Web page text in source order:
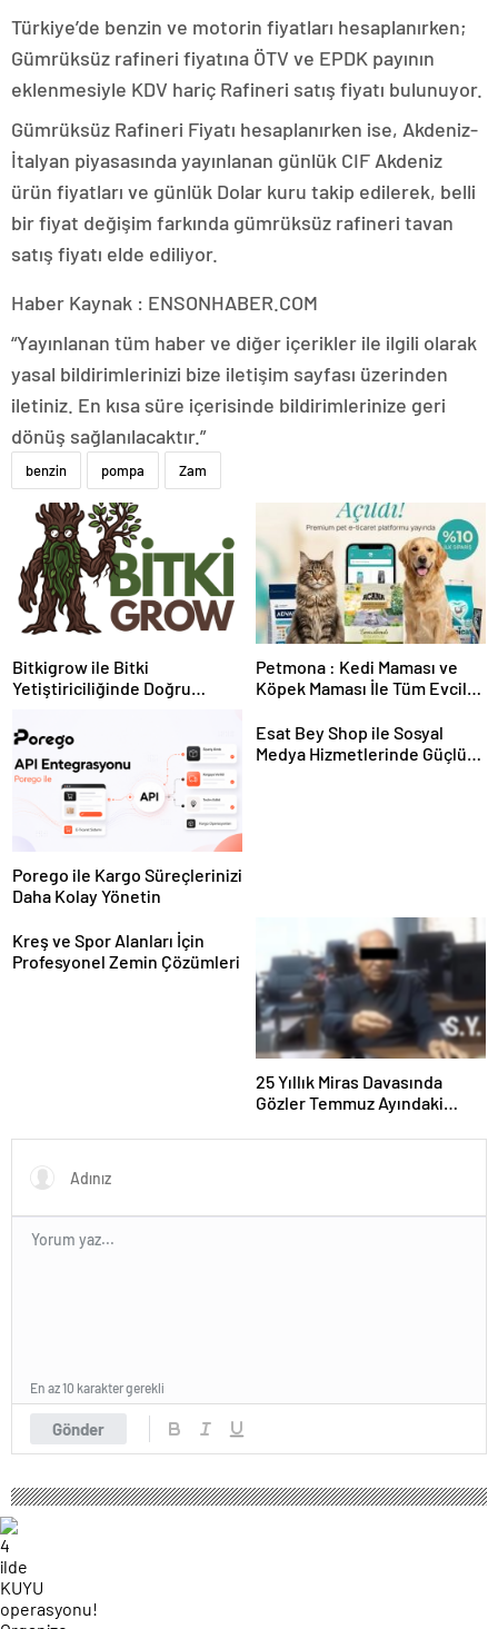
Türkiye’de benzin ve motorin fiyatları hesaplanırken;
Gümrüksüz rafineri fiyatına ÖTV ve EPDK payının
eklenmesiyle KDV hariç Rafineri satış fiyatı bulunuyor.
Gümrüksüz Rafineri Fiyatı hesaplanırken ise, Akdeniz-
İtalyan piyasasında yayınlanan günlük CIF Akdeniz
ürün fiyatları ve günlük Dolar kuru takip edilerek, belli
bir fiyat değişim farkında gümrüksüz rafineri tavan
satış fiyatı elde ediliyor.
Haber Kaynak : ENSONHABER.COM
“Yayınlanan tüm haber ve diğer içerikler ile ilgili olarak
yasal bildirimlerinizi bize iletişim sayfası üzerinden
iletiniz. En kısa süre içerisinde bildirimlerinize geri
dönüş sağlanılacaktır.”
benzin pompa Zam
Bitkigrow ile Bitki
Yetiştiriciliğinde Doğru
Petmona : Kedi Maması ve
Köpek Maması İle Tüm Evcil
Porego ile Kargo Süreçlerinizi
Daha Kolay Yönetin
Esat Bey Shop ile Sosyal
Medya Hizmetlerinde Güçlü
Kreş ve Spor Alanları İçin
Profesyonel Zemin Çözümleri
25 Yıllık Miras Davasında
Gözler Temmuz Ayındaki
Gönder
En az 10 karakter gerekli